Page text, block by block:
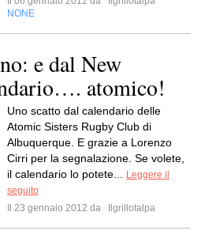
NONE
e dal New
atomico!
Uno scatto dal calendario delle
Atomic Sisters Rugby Club di
Albuquerque. E grazie a Lorenzo
Cirri per la segnalazione. Se volete,
il calendario lo potete...
Leggere il
seguito
Il 23 gennaio 2012 da
Ilgrillotalpa